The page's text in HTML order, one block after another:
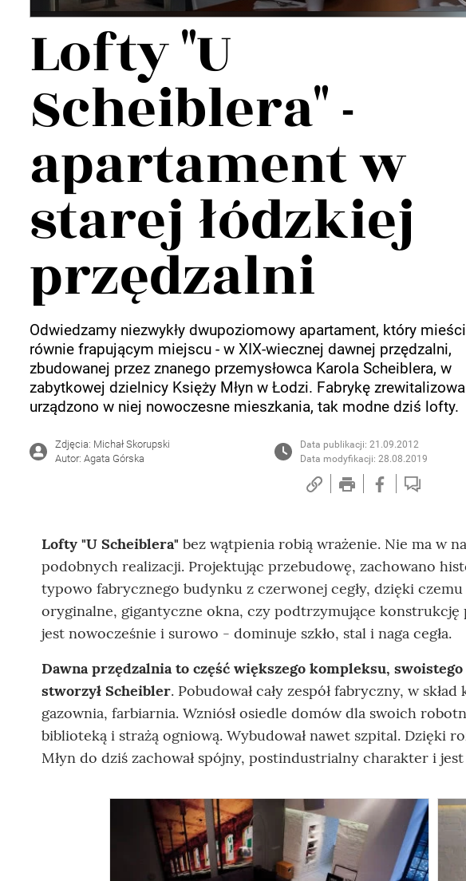
Wellnes
Lofty "U
Scheiblera" -
apartament w
starej łódzkiej
przędzalni
Odwiedzamy niezwykły dwupoziomowy apartament, który
równie frapującym miejscu - w XIX-wiecznej dawnej przędzalni,
zbudowanej przez znanego przemysłowca Karola Scheiblera, w
zabytkowej dzielnicy Księży Młyn w Łodzi. Fabrykę
urządzono w niej nowoczesne mieszkania, tak modne dziś lofty.
Zdjęcia: Michał Skorupski
Autor: Agata Górska
Data publikacji: 21.09.2012
Data modyfikacji: 28.08.2019
Lofty "U Scheiblera" bez wątpienia robią wrażenie. Nie ma w
podobnych realizacji. Projektując przebudowę, zachowano
typowo fabrycznego budynku z czerwonej cegły, dzięki
oryginalne, gigantyczne okna, czy podtrzymujące konstrukcję
jest nowocześnie i surowo - dominuje szkło, stal i naga cegła.
Dawna przędzalnia to część większego kompleksu,
stworzył Scheibler. Pobudował cały zespół fabryczny, w
gazownia, farbiarnia. Wzniósł osiedle domów dla swoich
biblioteką i strażą ogniową. Wybudował nawet szpital. Dzięki
Młyn do dziś zachował spójny, postindustrialny charakter i